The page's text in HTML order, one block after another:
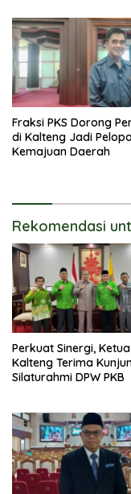
Fraksi PKS Dorong
di Kalteng Jadi
Kemajuan Daerah
Rekomendasi
Perkuat Sinergi, Ketua
Kalteng Terima
Silaturahmi DPW PKB